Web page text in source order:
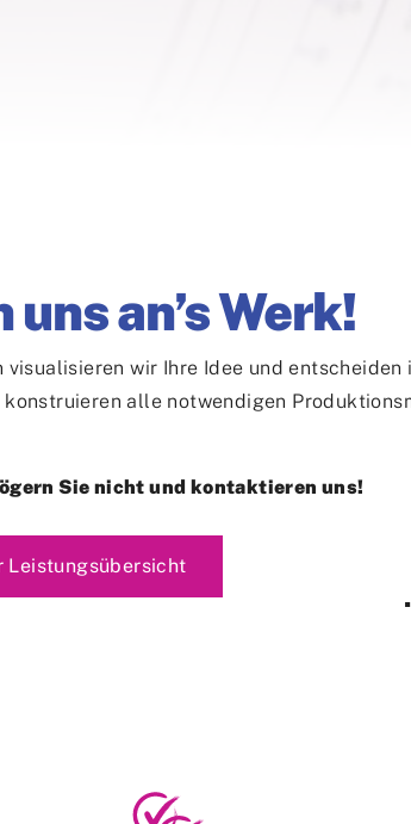
an’s Werk!
visualisieren wir Ihre Idee und
konstruieren alle notwendigen
Sie nicht und kontaktieren uns!
Leistungsübersicht